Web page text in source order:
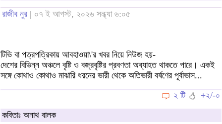
রাজীব নুর | ০৭ ই আগস্ট, ২০২৬ সন্ধ্যা ৬:০৫
টিভি বা পত্রপত্রিকায় আবহাওয়া\'র খবর নিয়ে নিউজ হয়-
দেশের বিভিন্ন অঞ্চলে বৃষ্টি ও বজ্রবৃষ্টির প্রবণতা অব্যাহত থাকতে পারে। একই
সঙ্গে কোথাও কোথাও মাঝারি ধরনের ভারী থেকে অতিভারী বর্ষণের পূর্বাভাস...
২ টি
+২/-০
কবিতাঃ অনাথ বালক